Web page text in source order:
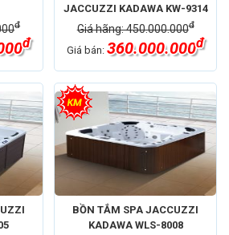
đ
đ
JACCUZZI KADAWA KW-9314
Giá hãng: 450.000.000đ
Giá bán:360.000.000đ
BỒN TẮM SPA JACCUZZI
KADAWA WLS-8008